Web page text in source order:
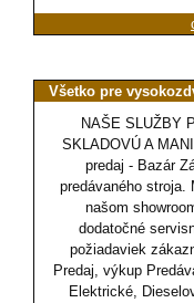
Všetko pre
NAŠE SLUŽBY
SKLADOVÚ A
predaj - Bazár
predávaného stroja.
našom
dodatočné
požiadaviek
Predaj, výkup
Elektrické,